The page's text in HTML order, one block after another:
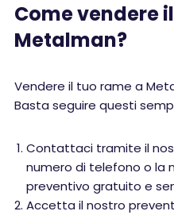
Come vendere
Metalman?
Vendere il tuo rame a
Basta seguire questi
Contattaci tramite il
numero di telefono o la
preventivo gratuito e
Accetta il nostro